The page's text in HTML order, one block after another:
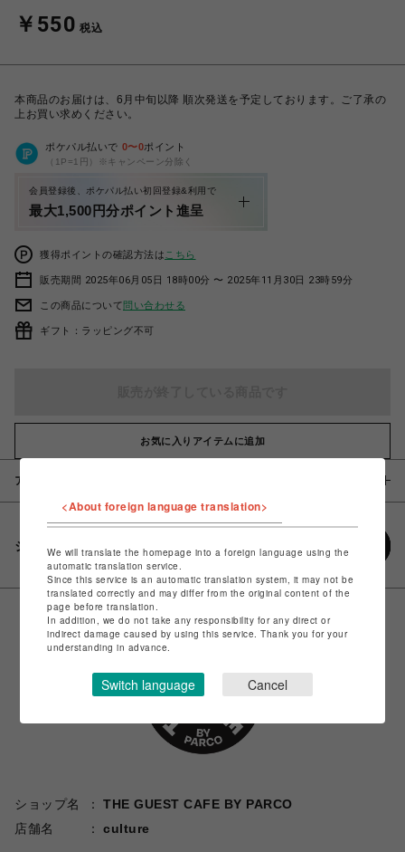
￥550 税込
本商品のお届けは、6月中旬以降 順次発送を予定しております。ご了承の
上お買い求めください。
ポケパル払いで 0〜0ポイント
（1P=1円）※キャンペーン分除く
会員登録後、ポケパル払い初回登録&利用で
最大1,500円分ポイント進呈
獲得ポイントの確認方法は こちら
販売期間 2025年06月05日 18時00分 〜 2025年11月30日 23時59分
この商品について問い合わせる
ギフト：ラッピング不可
お気に入りアイテムに追加
アイテム説明 / 素材
シェアする
ショップ名
THE GUEST CAFE BY PARCO
店舗名
culture
<About foreign language translation>
We will translate the homepage into a foreign language using the
automatic translation service.
Since this service is an automatic translation system, it may not be
translated correctly and may differ from the original content of the
page before translation.
In addition, we do not take any responsibility for any direct or
indirect damage caused by using this service. Thank you for your
understanding in advance.
Switch language Cancel